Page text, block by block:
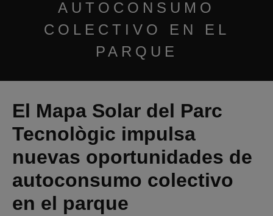
AUTOCONSUMO
COLECTIVO EN EL
PARQUE
El Mapa Solar del Parc
Tecnològic impulsa
nuevas oportunidades de
autoconsumo colectivo
en el parque